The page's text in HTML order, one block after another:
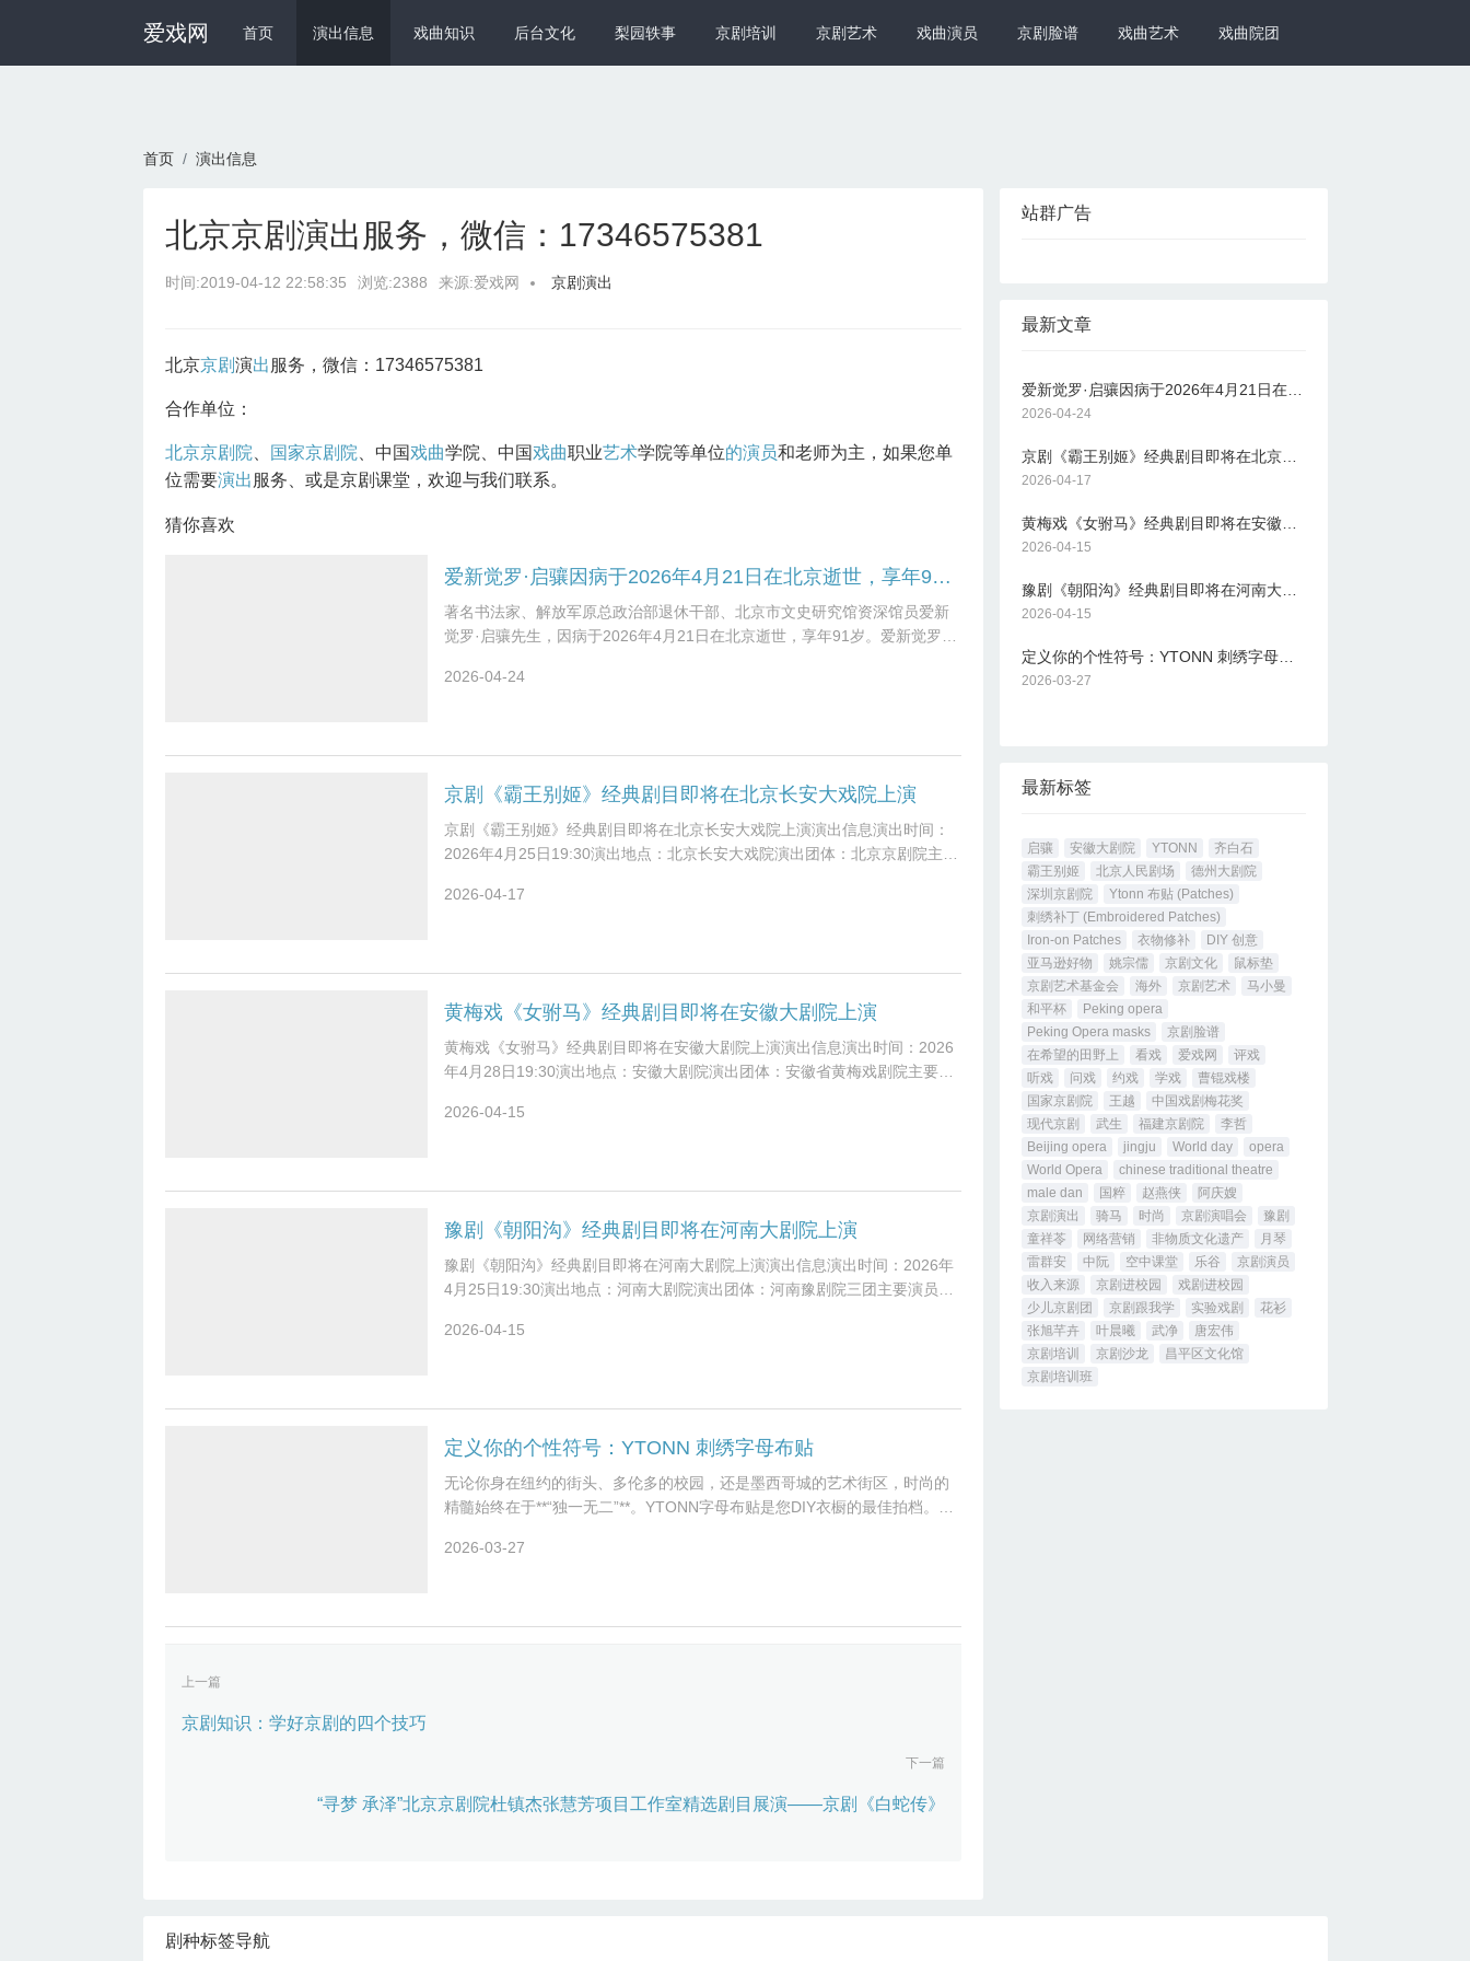
爱戏网 首页 演出信息 戏曲知识 后台文化 梨园轶事 京剧培训 京剧艺术 戏曲演员 京剧脸谱 戏曲艺术 戏曲院团
首页 演出信息
北京京剧演出服务，微信：17346575381
时间:2019-04-12 22:58:35 浏览:2388 来源:爱戏网 京剧演出
北京京剧演出 服务，微信：17346575381
合作单位：
北京京剧院 国家京剧院 、中国 戏曲学院、中国 戏曲职业艺术学院等单位的演员和老师为主，如果您单
位需要演出 服务、或是京剧课堂，欢迎与我们联系。
猜你喜欢
爱新觉罗·启骧因病于2026年4月21日在北京逝世，享年91岁
著名书法家、解放军原总政治部退休干部、北京市文史研究馆资深馆员爱新
觉罗·启骧先生，因病于2026年4月21日在北京逝世，享年91岁。爱新觉罗·
2026-04-24
京剧《霸王别姬》经典剧目即将在北京长安大戏院上演
京剧《霸王别姬》经典剧目即将在北京长安大戏院上演演出信息演出时间：
2026年4月25日19:30演出地点：北京长安大戏院演出团体：北京京剧院主要
2026-04-17
黄梅戏《女驸马》经典剧目即将在安徽大剧院上演
黄梅戏《女驸马》经典剧目即将在安徽大剧院上演演出信息演出时间：2026
年4月28日19:30演出地点：安徽大剧院演出团体：安徽省黄梅戏剧院主要演
2026-04-15
豫剧《朝阳沟》经典剧目即将在河南大剧院上演
豫剧《朝阳沟》经典剧目即将在河南大剧院上演演出信息演出时间：2026年
4月25日19:30演出地点：河南大剧院演出团体：河南豫剧院三团主要演员：
2026-04-15
定义你的个性符号：YTONN 刺绣字母布贴
无论你身在纽约的街头、多伦多的校园，还是墨西哥城的艺术街区，时尚的
精髓始终在于**“独一无二”**。YTONN字母布贴是您DIY衣橱的最佳拍档。只
2026-03-27
上一篇
京剧知识：学好京剧的四个技巧
下一篇
“寻梦 承泽”北京京剧院杜镇杰张慧芳项目工作室精选剧目展演——京剧《白蛇传》
站群广告
最新文章
爱新觉罗·启骧因病于2026年4月21日在北京逝世，享年91岁
2026-04-24
京剧《霸王别姬》经典剧目即将在北京长安大戏院上演
2026-04-17
黄梅戏《女驸马》经典剧目即将在安徽大剧院上演
2026-04-15
豫剧《朝阳沟》经典剧目即将在河南大剧院上演
2026-04-15
定义你的个性符号：YTONN 刺绣字母布贴
2026-03-27
最新标签
启骧 安徽大剧院 YTONN
齐白石
霸王别姬
北京人民剧场
德州大剧院
深圳京剧院
Ytonn 布贴 (Patches)
刺绣补丁 (Embroidered Patches)
Iron-on Patches
衣物修补
DIY 创意
亚马逊好物
姚宗儒 京剧文化
鼠标垫
京剧艺术基金会
海外 京剧艺术
马小曼
和平杯
Peking opera
Peking Opera masks
京剧脸谱
在希望的田野上
看戏 爱戏网
评戏
听戏
问戏 约戏 学戏
曹锟戏楼
国家京剧院
王越
中国戏剧梅花奖
现代京剧
武生 福建京剧院
李哲
Beijing opera
jingju World day
opera
World Opera
chinese traditional theatre
male dan
国粹 赵燕侠
阿庆嫂
京剧演出
骑马 时尚 京剧演唱会
豫剧
童祥苓
网络营销 非物质文化遗产
月琴
雷群安
中阮 空中课堂 乐谷
京剧演员
收入来源
京剧进校园
戏剧进校园
少儿京剧团
京剧跟我学 实验戏剧
花衫
张旭芊卉
叶晨曦 武净
唐宏伟
京剧培训
京剧沙龙
昌平区文化馆
京剧培训班
剧种标签导航